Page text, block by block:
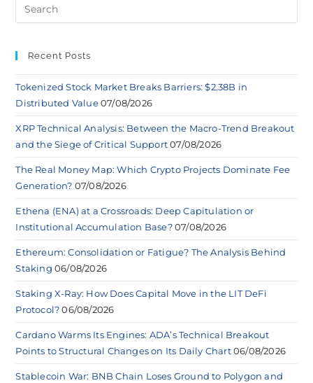
Recent Posts
Tokenized Stock Market Breaks Barriers: $2.38B in
Distributed Value 07/08/2026
XRP Technical Analysis: Between the Macro-Trend Breakout
and the Siege of Critical Support 07/08/2026
The Real Money Map: Which Crypto Projects Dominate Fee
Generation? 07/08/2026
Ethena (ENA) at a Crossroads: Deep Capitulation or
Institutional Accumulation Base? 07/08/2026
Ethereum: Consolidation or Fatigue? The Analysis Behind
Staking 06/08/2026
Staking X-Ray: How Does Capital Move in the LIT DeFi
Protocol? 06/08/2026
Cardano Warms Its Engines: ADA’s Technical Breakout
Points to Structural Changes on Its Daily Chart 06/08/2026
Stablecoin War: BNB Chain Loses Ground to Polygon and